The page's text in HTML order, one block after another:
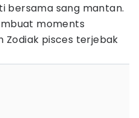
bersama sang mantan.
moments
Zodiak pisces terjebak